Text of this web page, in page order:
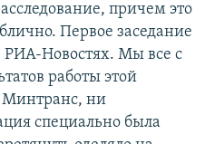
причем это
Первое заседание
РИА-Новостях. Мы все с
работы этой
Минтранс, ни
специально была